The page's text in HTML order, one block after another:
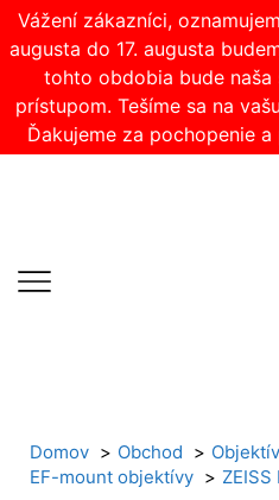
Vážení zákazníci,
augusta do 17. augusta
tohto obdobia bude naša
prístupom. Tešíme sa na
Ďakujeme za pochopenie
Domov Obchod
EF-mount objektívy